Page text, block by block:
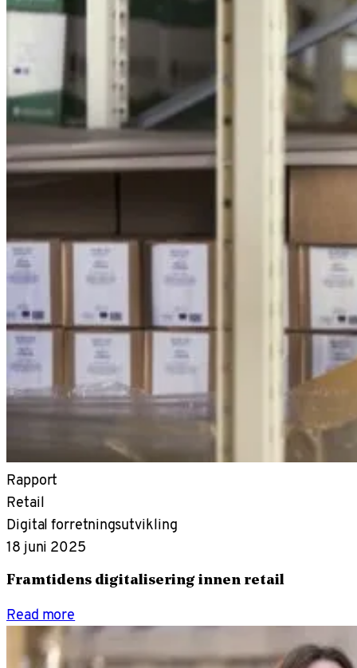
Rapport
Retail
Digital forretningsutvikling
18 juni 2025
Framtidens digitalisering innen retail
Read more